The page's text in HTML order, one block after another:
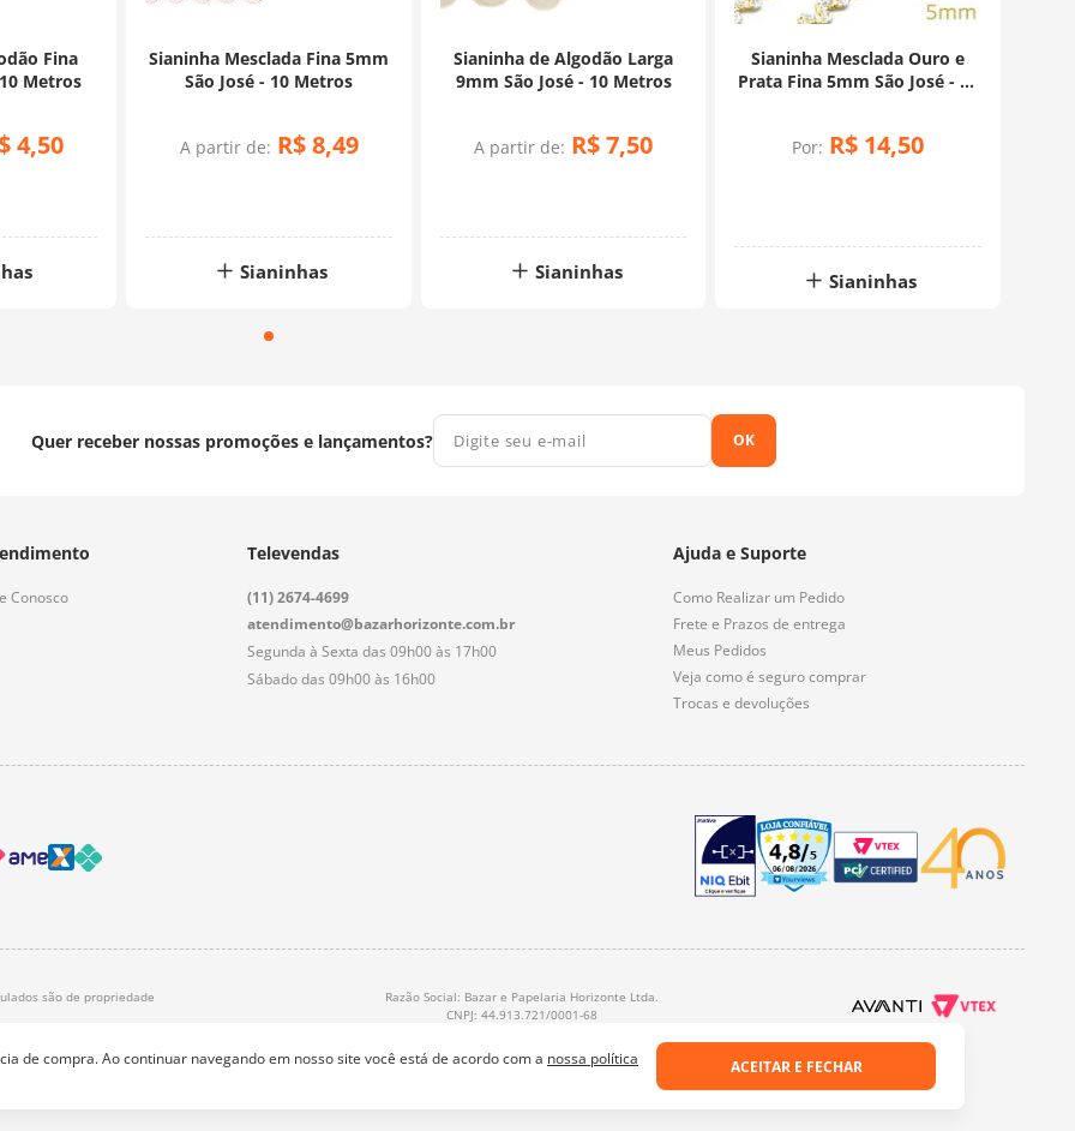
de compra. Ao continuar navegando em nosso site você está de acordo com a nossa política ACEITAR E FECHAR
Fina
Metros
4,50
Sianinha Mesclada Fina 5mm
São José - 10 Metros
A partir de: R$ 8,49
Sianinhas
Sianinha de Algodão Larga
9mm São José - 10 Metros
A partir de: R$7,50
Sianinhas
Sianinha Mesclada Ouro e
Prata Fina 5mm São José - 10
Por: R$ 14,50
Sianinhas
Quer receber nossas promoções e lançamentos? OK
Conosco
Televendas
(11) 2674-4699
atendimento@bazarhorizonte.com.br
Segunda à Sexta das 09h00 às 17h00
Sábado das 09h00 às 16h00
Ajuda e Suporte
Como Realizar um Pedido
Frete e Prazos de entrega
Meus Pedidos
Veja como é seguro comprar
Trocas e devoluções
são de propriedade
Razão Social: Bazar e Papelaria Horizonte Ltda.
CNPJ: 44.913.721/0001-68